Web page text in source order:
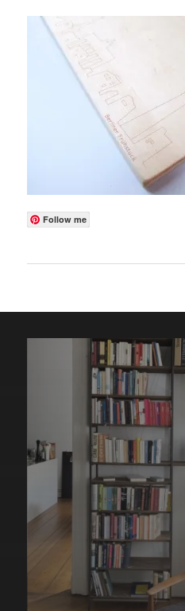
Follow me